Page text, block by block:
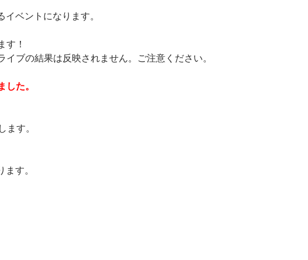
ベントになります。
す！
ブの結果は反映されません。ご注意ください。
た。
ます。
す。